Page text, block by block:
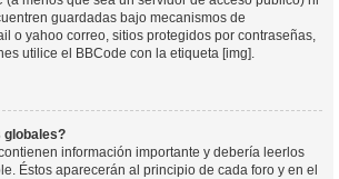
guardadas bajo mecanismos de
o yahoo correo, sitios protegidos por contraseñas,
utilice el BBCode con la etiqueta [img].
globales?
información importante y debería leerlos
Éstos aparecerán al principio de cada foro y en el